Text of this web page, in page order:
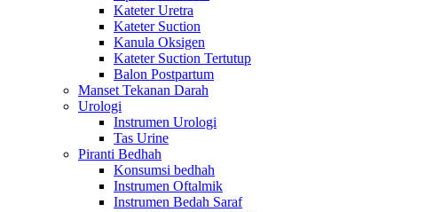
Kateter Uretra
Kateter Suction
Kanula Oksigen
Kateter Suction Tertutup
Balon Postpartum
Manset Tekanan Darah
Urologi
Instrumen Urologi
Tas Urine
Piranti Bedhah
Konsumsi bedhah
Instrumen Oftalmik
Instrumen Bedah Saraf